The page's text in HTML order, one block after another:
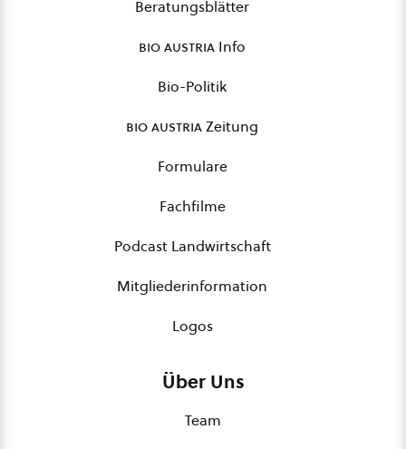
Beratungsblätter
bio austria Info
Bio-Politik
bio austriaZeitung
Formulare
Fachfilme
Podcast Landwirtschaft
Mitgliederinformation
Logos
Über Uns
Team